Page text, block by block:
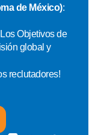
de México):
Los Objetivos de
global y
reclutadores!